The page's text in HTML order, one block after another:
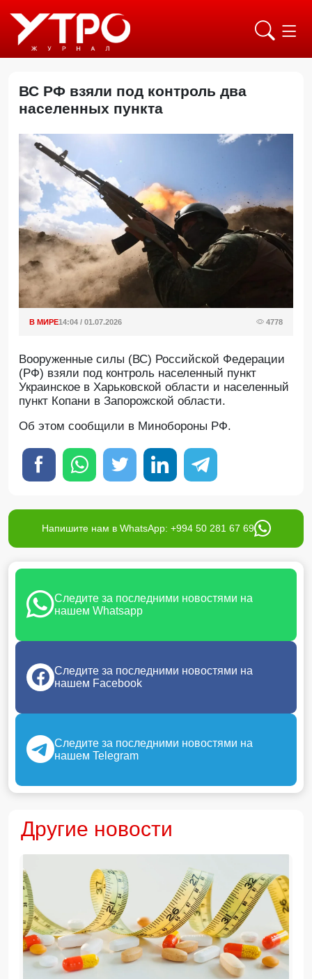
ВС РФ взяли под контроль два
населенных пункта
В МИРЕ14:04 / 01.07.2026 4778
Вооруженные силы (ВС) Российской Федерации
(РФ) взяли под контроль населенный пункт
Украинское в Харьковской области и населенный
пункт Копани в Запорожской области.
Oб этом сообщили в Минобороны РФ.
Напишите нам в WhatsApp: +994 50 281 67 69
Следите за последними новостями на
нашем Whatsapp
Следите за последними новостями на
нашем Facebook
Следите за последними новостями на
нашем Telegram
Другие новости